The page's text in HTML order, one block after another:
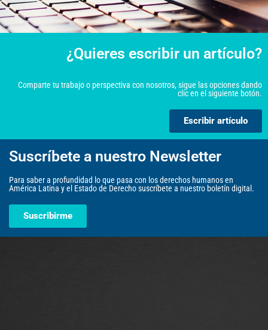
¿Quieres escribir un artículo?
Comparte tu trabajo o perspectiva con nosotros, sigue las opciones dando
clic en el siguiente botón.
Escribir artículo
Suscríbete a nuestro Newsletter
Para saber a profundidad lo que pasa con los derechos humanos en
América Latina y el Estado de Derecho suscríbete a nuestro boletín digital.
Suscribirme